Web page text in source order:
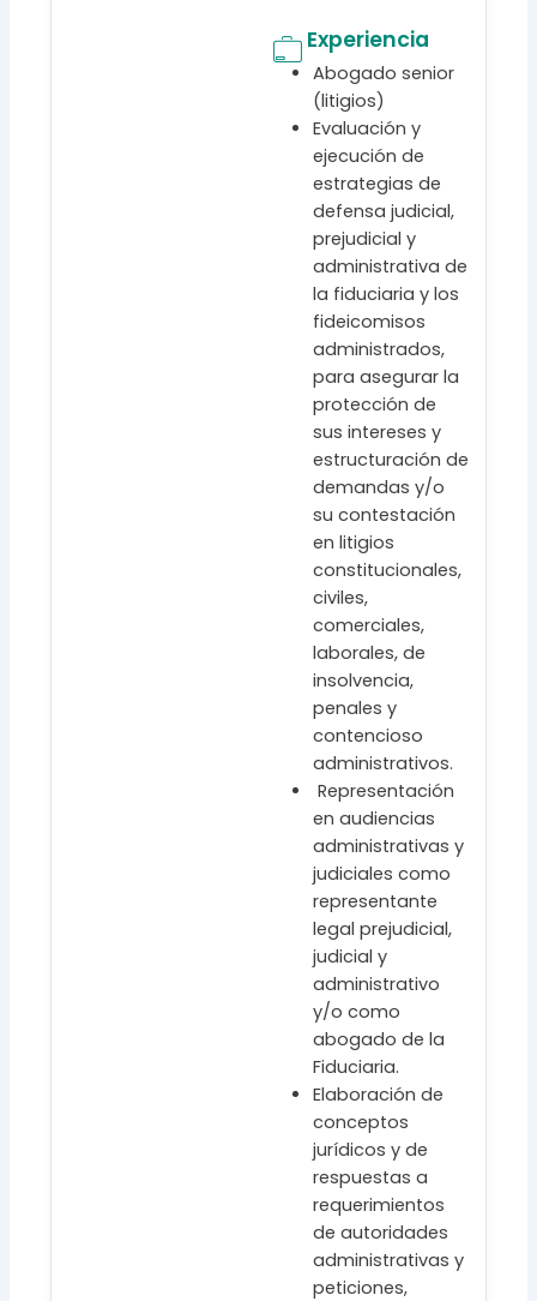
Experiencia
Abogado senior
(litigios)
Evaluación y
ejecución de
estrategias de
defensa judicial,
prejudicial y
administrativa de
la fiduciaria y los
fideicomisos
administrados,
para asegurar la
protección de
sus intereses y
estructuración de
demandas y/o
su contestación
en litigios
constitucionales,
civiles,
comerciales,
laborales, de
insolvencia,
penales y
contencioso
administrativos.
Representación
en audiencias
administrativas y
judiciales como
representante
legal prejudicial,
judicial y
administrativo
y/o como
abogado de la
Fiduciaria.
Elaboración de
conceptos
jurídicos y de
respuestas a
requerimientos
de autoridades
administrativas y
peticiones,